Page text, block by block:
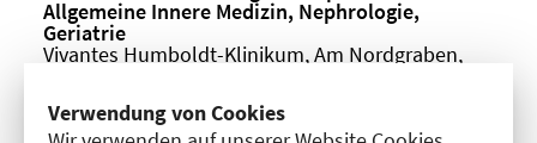
Verwendung von Cookies
Allgemeine Innere Medizin, Nephrologie,
Geriatrie
Veranstaltungsort:
Vivantes Humboldt-Klinikum, Am Nordgraben,
Fortbildungspunkte:2